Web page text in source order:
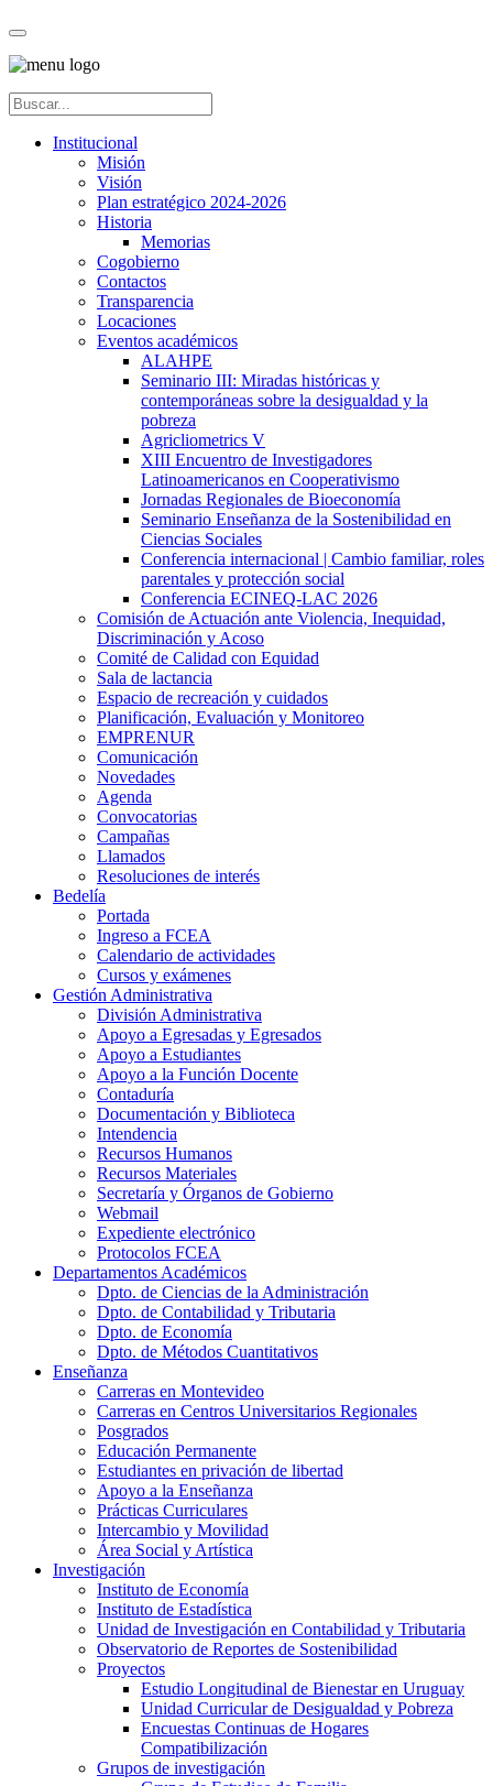
Institucional
Misión
Visión
Plan estratégico 2024-2026
Historia
Memorias
Cogobierno
Contactos
Transparencia
Locaciones
Eventos académicos
ALAHPE
Seminario III: Miradas históricas y
contemporáneas sobre la desigualdad y la
pobreza
Agricliometrics V
XIII Encuentro de Investigadores
Latinoamericanos en Cooperativismo
Jornadas Regionales de Bioeconomía
Seminario Enseñanza de la Sostenibilidad en
Ciencias Sociales
Conferencia internacional | Cambio familiar, roles
parentales y protección social
Conferencia ECINEQ-LAC 2026
Comisión de Actuación ante Violencia, Inequidad,
Discriminación y Acoso
Comité de Calidad con Equidad
Sala de lactancia
Espacio de recreación y cuidados
Planificación, Evaluación y Monitoreo
EMPRENUR
Comunicación
Novedades
Agenda
Convocatorias
Campañas
Llamados
Resoluciones de interés
Bedelía
Portada
Ingreso a FCEA
Calendario de actividades
Cursos y exámenes
Gestión Administrativa
División Administrativa
Apoyo a Egresadas y Egresados
Apoyo a Estudiantes
Apoyo a la Función Docente
Contaduría
Documentación y Biblioteca
Intendencia
Recursos Humanos
Recursos Materiales
Secretaría y Órganos de Gobierno
Webmail
Expediente electrónico
Protocolos FCEA
Departamentos Académicos
Dpto. de Ciencias de la Administración
Dpto. de Contabilidad y Tributaria
Dpto. de Economía
Dpto. de Métodos Cuantitativos
Enseñanza
Carreras en Montevideo
Carreras en Centros Universitarios Regionales
Posgrados
Educación Permanente
Estudiantes en privación de libertad
Apoyo a la Enseñanza
Prácticas Curriculares
Intercambio y Movilidad
Área Social y Artística
Investigación
Instituto de Economía
Instituto de Estadística
Unidad de Investigación en Contabilidad y Tributaria
Observatorio de Reportes de Sostenibilidad
Proyectos
Estudio Longitudinal de Bienestar en Uruguay
Unidad Curricular de Desigualdad y Pobreza
Encuestas Continuas de Hogares
Compatibilización
Grupos de investigación